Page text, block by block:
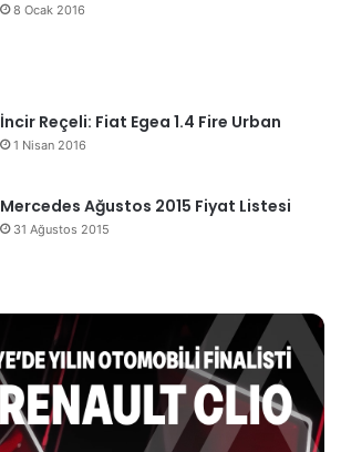
8 Ocak 2016
İncir Reçeli: Fiat Egea 1.4 Fire Urban
1 Nisan 2016
Mercedes Ağustos 2015 Fiyat Listesi
31 Ağustos 2015